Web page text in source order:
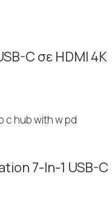
C σε HDMI 4K
7-In-1 USB-C